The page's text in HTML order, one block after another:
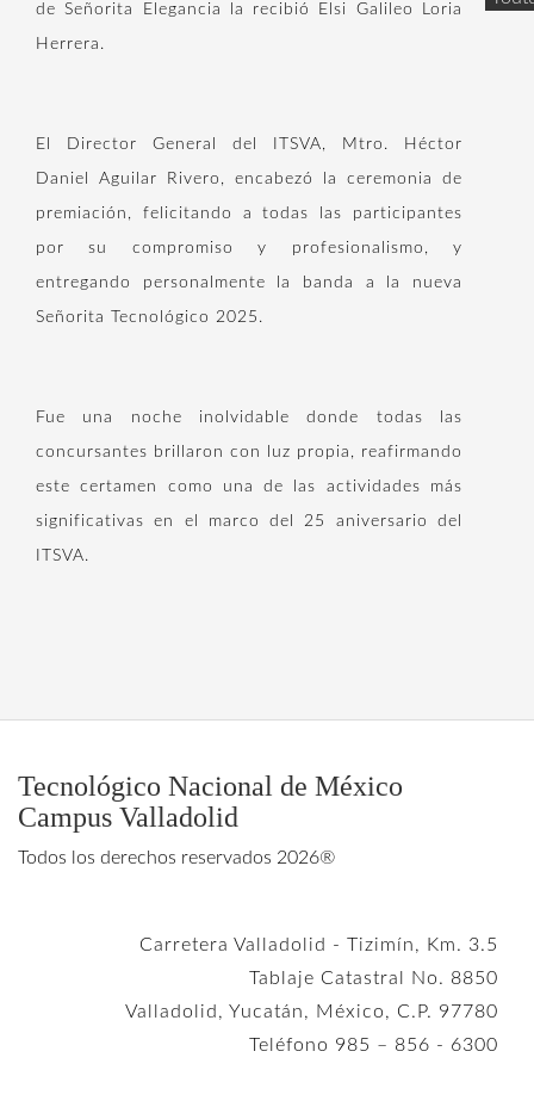
de Señorita Elegancia la recibió Elsi Galileo Loria
Herrera.
El Director General del ITSVA, Mtro. Héctor
Daniel Aguilar Rivero, encabezó la ceremonia de
premiación, felicitando a todas las participantes
por su compromiso y profesionalismo, y
entregando personalmente la banda a la nueva
Señorita Tecnológico 2025.
Fue una noche inolvidable donde todas las
concursantes brillaron con luz propia, reafirmando
este certamen como una de las actividades más
significativas en el marco del 25 aniversario del
ITSVA.
Tecnológico Nacional de México
Campus Valladolid
Todos los derechos reservados 2026®
Carretera Valladolid - Tizimín, Km. 3.5
Tablaje Catastral No. 8850
Valladolid, Yucatán, México, C.P. 97780
Teléfono 985 – 856 - 6300